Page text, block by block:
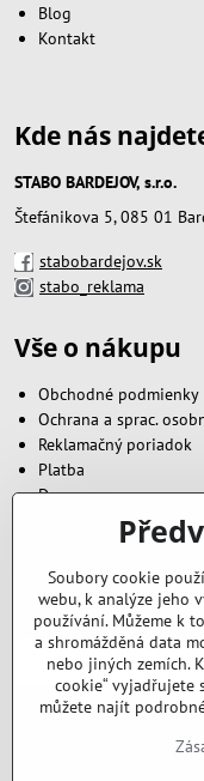
Blog
Kontakt
Kde nás
STABO BARDEJOV, s.r.o.
Štefánikova 5, 085 01
stabobardejov.sk
stabo_reklama
Vše o nákupu
Obchodné podmienky
Ochrana a sprac.
Reklamačný poriadok
Platba
Doprava
Zavoláme
Váš telefón*
Soubory cookie
webu, k analýze jeho
používání. Můžeme k
a shromážděná data
nebo jiných zemích.
cookie“ vyjadřujete
můžete najít